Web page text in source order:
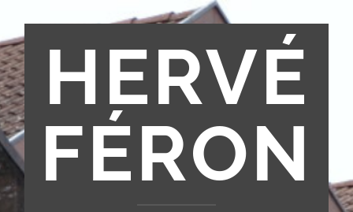
HERVÉ
FÉRON